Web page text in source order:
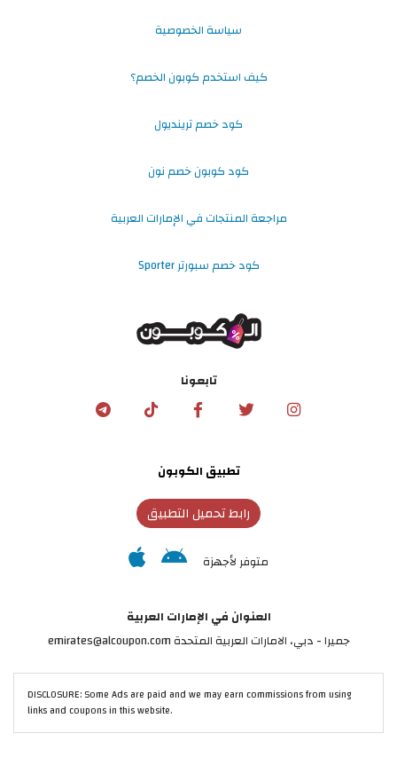
سياسة الخصوصية
كيف استخدم كوبون الخصم؟
كود خصم ترينديول
كود كوبون خصم نون
مراجعة المنتجات في الإمارات العربية
كود خصم سبورتر Sporter
تابعونا
تطبيق الكوبون
رابط تحميل التطبيق
متوفر لأجهزة
العنوان في الإمارات العربية
جميرا - دبي، الامارات العربية المتحدة emirates@alcoupon.com
DISCLOSURE: Some Ads are paid and we may earn commissions from using
links and coupons in this website.